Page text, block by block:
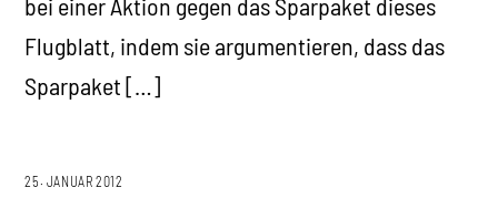
Flugblatt, indem sie argumentieren, dass das
Sparpaket […]
25. JANUAR 2012